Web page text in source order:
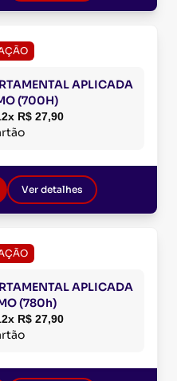
APLICADA
(700H)
R$ 27,90
Ver detalhes
APLICADA
(780h)
R$ 27,90